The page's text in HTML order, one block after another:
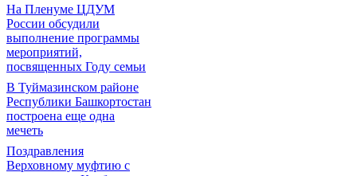
На Пленуме ЦДУМ
России обсудили
выполнение программы
мероприятий,
посвященных Году семьи
В Туймазинском районе
Республики Башкортостан
построена еще одна
мечеть
Поздравления
Верховному муфтию с